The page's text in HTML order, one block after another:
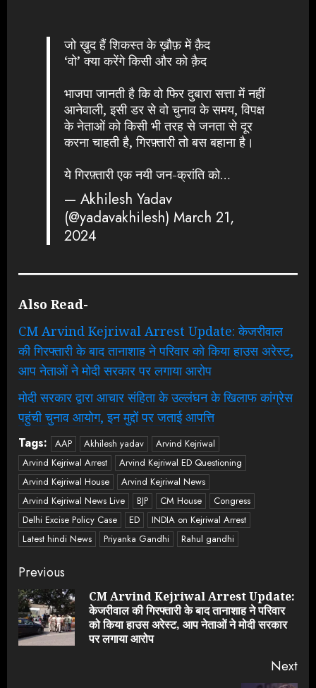
जो ख़ुद हैं शिकस्त के ख़ौफ़ में क़ैद
‘वो’ क्या करेंगे किसी और को क़ैद
भाजपा जानती है कि वो फिर दुबारा सत्ता में नहीं
आनेवाली, इसी डर से वो चुनाव के समय, विपक्ष
के नेताओं को किसी भी तरह से जनता से दूर
करना चाहती है, गिरफ़्तारी तो बस बहाना है।
ये गिरफ़्तारी एक नयी जन-क्रांति को…
— Akhilesh Yadav
(@yadavakhilesh)March 21,
2024
Also Read-
CM Arvind Kejriwal Arrest Update: केजरीवाल
की गिरफ्तारी के बाद तानाशाह ने परिवार को किया हाउस अरेस्ट,
आप नेताओं ने मोदी सरकार पर लगाया आरोप
मोदी सरकार द्वारा आचार संहिता के उल्लंघन के खिलाफ कांग्रेस
पहुंची चुनाव आयोग, इन मुद्दों पर जताई आपत्ति
Tags: AAP Akhilesh yadav
Arvind Kejriwal
Arvind Kejriwal Arrest
Arvind Kejriwal ED Questioning
Arvind Kejriwal House
Arvind Kejriwal News
Arvind Kejriwal News Live
BJP CM House
Congress
Delhi Excise Policy Case
ED
INDIA on Kejriwal Arrest
Latest hindi News
Priyanka Gandhi Rahul gandhi
Continue
Reading
Previous
CM Arvind Kejriwal Arrest Update:
केजरीवाल की गिरफ्तारी के बाद तानाशाह ने परिवार
को किया हाउस अरेस्ट, आप नेताओं ने मोदी सरकार
पर लगाया आरोप
Next